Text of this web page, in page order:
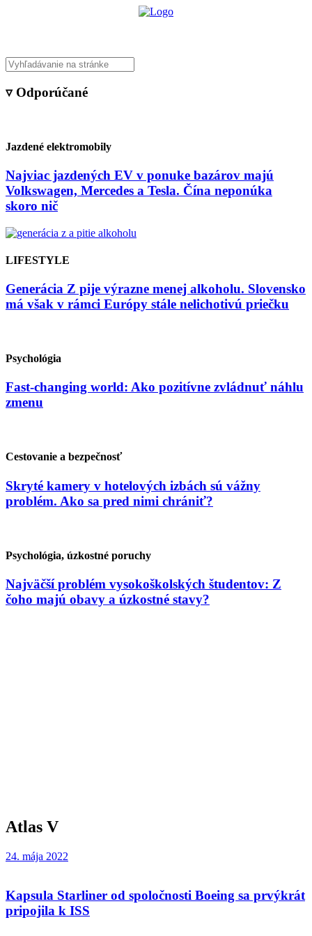
▿ Odporúčané
Jazdené elektromobily
Najviac jazdených EV v ponuke bazárov majú
Volkswagen, Mercedes a Tesla. Čína neponúka
skoro nič
LIFESTYLE
Generácia Z pije výrazne menej alkoholu. Slovensko
má však v rámci Európy stále nelichotivú priečku
Psychológia
Fast-changing world: Ako pozitívne zvládnuť náhlu
zmenu
Cestovanie a bezpečnosť
Skryté kamery v hotelových izbách sú vážny
problém. Ako sa pred nimi chrániť?
Psychológia, úzkostné poruchy
Najväčší problém vysokoškolských študentov: Z
čoho majú obavy a úzkostné stavy?
Atlas V
24. mája 2022
Kapsula Starliner od spoločnosti Boeing sa prvýkrát
pripojila k ISS